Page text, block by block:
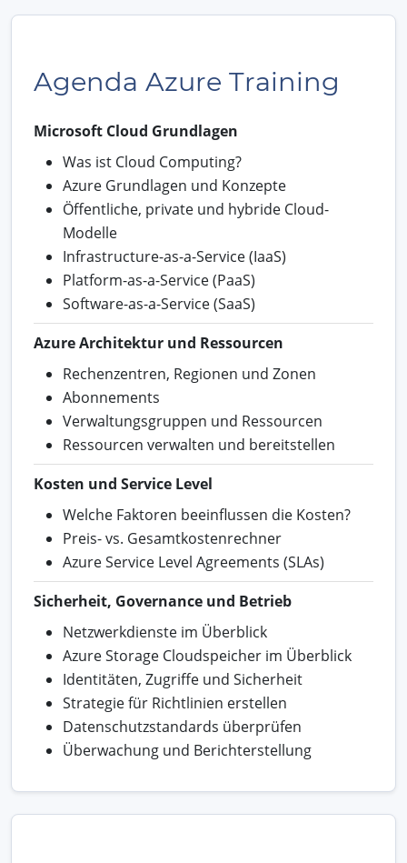
Agenda Azure Training
Microsoft Cloud Grundlagen
Was ist Cloud Computing?
Azure Grundlagen und Konzepte
Öffentliche, private und hybride Cloud-
Modelle
Infrastructure-as-a-Service (IaaS)
Platform-as-a-Service (PaaS)
Software-as-a-Service (SaaS)
Azure Architektur und Ressourcen
Rechenzentren, Regionen und Zonen
Abonnements
Verwaltungsgruppen und Ressourcen
Ressourcen verwalten und bereitstellen
Kosten und Service Level
Welche Faktoren beeinflussen die Kosten?
Preis- vs. Gesamtkostenrechner
Azure Service Level Agreements (SLAs)
Sicherheit, Governance und Betrieb
Netzwerkdienste im Überblick
Azure Storage Cloudspeicher im Überblick
Identitäten, Zugriffe und Sicherheit
Strategie für Richtlinien erstellen
Datenschutzstandards überprüfen
Überwachung und Berichterstellung